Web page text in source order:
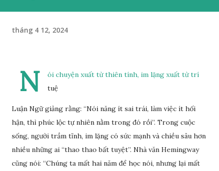
tháng 4 12, 2024
N
ói chuyện xuất từ thiên tính, im lặng xuất từ trí
tuệ
Luận Ngữ giảng rằng: “Nói năng ít sai trái, làm việc ít hối
hận, thì phúc lộc tự nhiên nằm trong đó rồi”. Trong cuộc
sống, người trầm tĩnh, im lặng có sức mạnh và chiều sâu hơn
nhiều những ai “thao thao bất tuyệt”. Nhà văn Hemingway
cũng nói: “Chúng ta mất hai năm để học nói, nhưng lại mất